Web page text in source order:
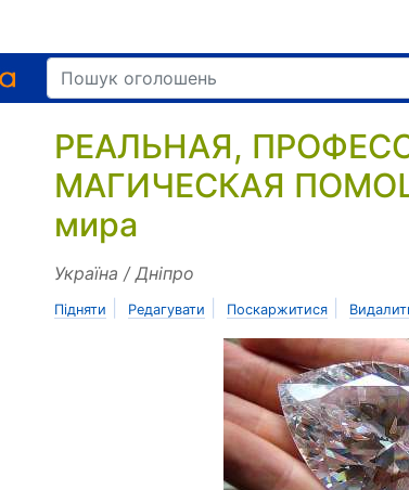
РЕАЛЬНАЯ,
МАГИЧЕСКАЯ
мира
Україна / Дніпро
Підняти Редагувати Поскаржитися